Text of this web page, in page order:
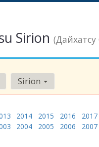
Sirion
2014 2015 2016 2017
2004 2005 2006 2007
Sirion